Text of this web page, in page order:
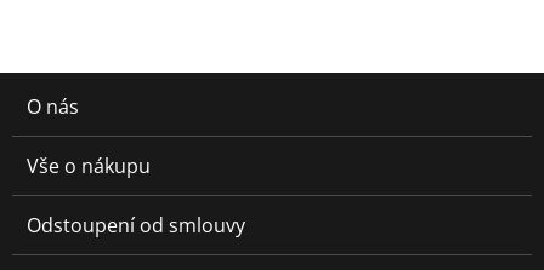
O nás
Vše o nákupu
Odstoupení od smlouvy